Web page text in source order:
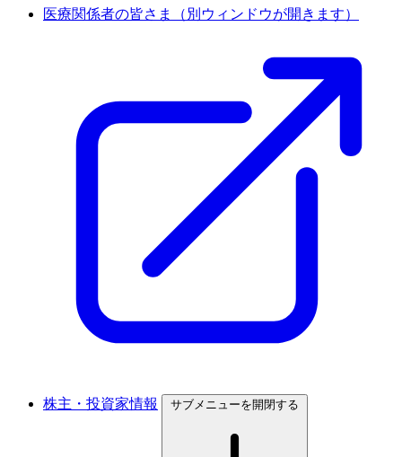
医療関係者の皆さま （別ウィンドウが開きます）
株主・投資家情報 サブメニューを開閉する